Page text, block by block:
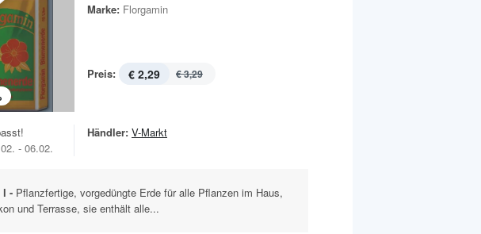
Marke: Florgamin
Preis: € 2,29 € 3,29
- 06.02.
Händler: V-Markt
l - Pflanzfertige, vorgedüngte Erde für alle Pflanzen im Haus,
und Terrasse, sie enthält alle...